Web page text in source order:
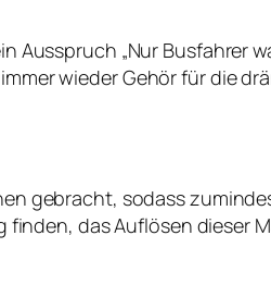
Ausspruch „Nur Busfahrer
wieder Gehör für die
gebracht, sodass
finden, das Auflösen dieser